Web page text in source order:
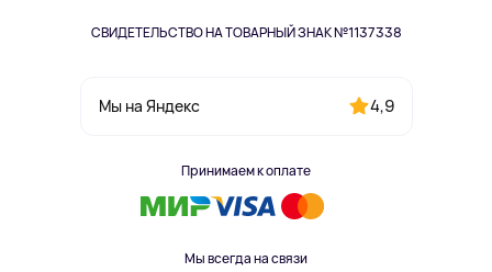
СВИДЕТЕЛЬСТВО НА ТОВАРНЫЙ ЗНАК №1137338
Мы на Яндекс 4,9
Принимаем к оплате
Мы всегда на связи